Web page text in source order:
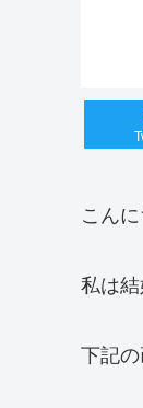
こん
私は
下記